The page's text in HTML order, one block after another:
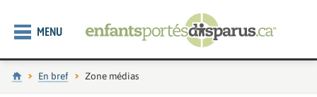
MENU
Accueil
En bref Page actuelle :
Zone médias